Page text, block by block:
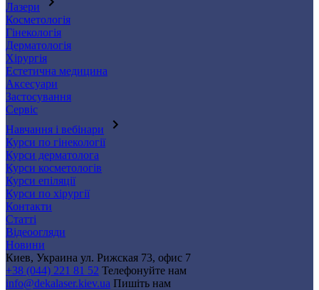
Лазери
Косметологія
Гінекологія
Дерматологія
Хірургія
Естетична медицина
Аксесуари
Застосування
Сервіс
Навчання і вебінари
Курси по гінекології
Курси дерматолога
Курси косметологів
Курси епіляції
Курси по хірургії
Контакти
Статті
Відеоогляди
Новини
Киев, Украина ул. Рижская 73, офис 7
+38 (044) 221 81 52 Телефонуйте нам
info@dekalaser.kiev.ua Пишіть нам